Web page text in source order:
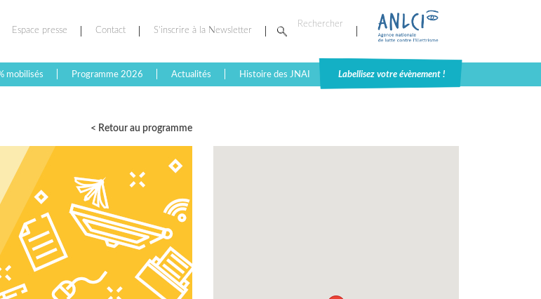
Espace presse Contact S’inscrire à la Newsletter
mobilisés Programme 2026 Actualités Histoire des JNAI Labellisez votre évènement !
< Retour au programme